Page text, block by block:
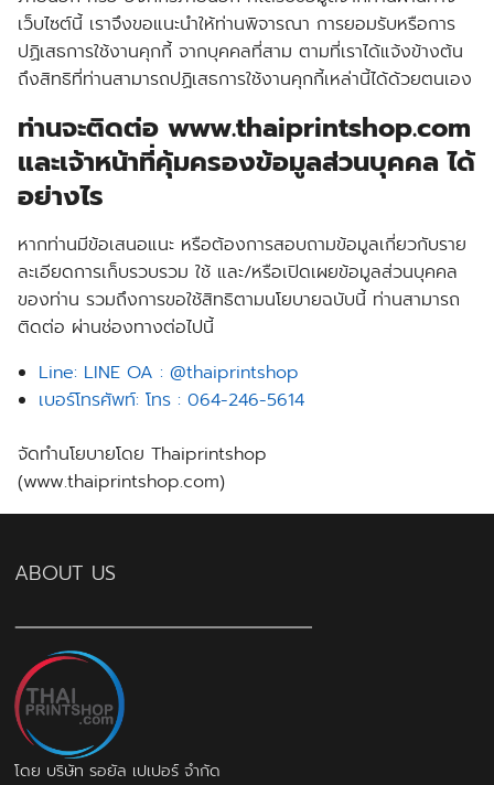
เว็บไซต์นี้ เราจึงขอแนะนำให้ท่านพิจารณา การยอมรับหรือการ
ปฏิเสธการใช้งานคุกกี้ จากบุคคลที่สาม ตามที่เราได้แจ้งข้างต้น
ถึงสิทธิที่ท่านสามารถปฏิเสธการใช้งานคุกกี้เหล่านี้ได้ด้วยตนเอง
ท่านจะติดต่อ www.thaiprintshop.com
และเจ้าหน้าที่คุ้มครองข้อมูลส่วนบุคคล ได้
อย่างไร
หากท่านมีข้อเสนอแนะ หรือต้องการสอบถามข้อมูลเกี่ยวกับราย
ละเอียดการเก็บรวบรวม ใช้ และ/หรือเปิดเผยข้อมูลส่วนบุคคล
ของท่าน รวมถึงการขอใช้สิทธิตามนโยบายฉบับนี้ ท่านสามารถ
ติดต่อ ผ่านช่องทางต่อไปนี้
Line: LINE OA : @thaiprintshop
เบอร์โทรศัพท์: โทร : 064-246-5614
จัดทำนโยบายโดย Thaiprintshop
(www.thaiprintshop.com)
ABOUT US
โดย บริษัท รอยัล เปเปอร์ จำกัด